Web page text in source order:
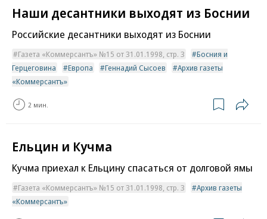
Наши десантники выходят из Боснии
Российские десантники выходят из Боснии
Газета «Коммерсантъ» №15 от 31.01.1998, стр. 3
Босния и
Герцеговина
Европа Геннадий Сысоев
Архив газеты
«Коммерсантъ»
2 мин.
Ельцин и Кучма
Кучма приехал к Ельцину спасаться от долговой ямы
Газета «Коммерсантъ» №15 от 31.01.1998, стр. 3
Архив газеты
«Коммерсантъ»